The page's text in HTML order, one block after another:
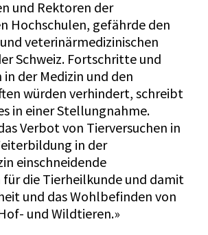
und Rektoren der
Hochschulen, gefährde den
veterinärmedizinischen
Schweiz. Fortschritte und
in der Medizin und den
würden verhindert, schreibt
in einer Stellungnahme.
Verbot von Tierversuchen in
in der
einschneidende
für die Tierheilkunde und damit
und das Wohlbefinden von
und Wildtieren.»